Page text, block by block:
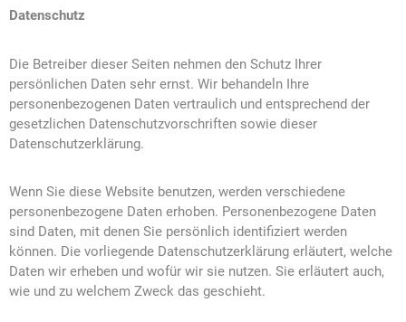
Datenschutz
Die Betreiber dieser Seiten nehmen den Schutz Ihrer
persönlichen Daten sehr ernst. Wir behandeln Ihre
personenbezogenen Daten vertraulich und entsprechend der
gesetzlichen Datenschutzvorschriften sowie dieser
Datenschutzerklärung.
Wenn Sie diese Website benutzen, werden verschiedene
personenbezogene Daten erhoben. Personenbezogene Daten
sind Daten, mit denen Sie persönlich identifiziert werden
können. Die vorliegende Datenschutzerklärung erläutert, welche
Daten wir erheben und wofür wir sie nutzen. Sie erläutert auch,
wie und zu welchem Zweck das geschieht.